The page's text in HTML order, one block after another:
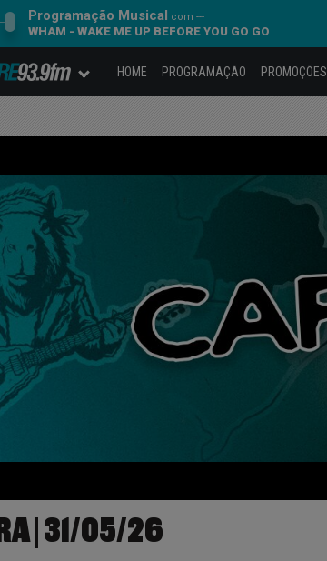
Programação Musical com ---
WHAM - WAKE ME UP BEFORE YOU GO GO
HOME PROGRAMAÇÃO PROMOÇÕES
| 31/05/26